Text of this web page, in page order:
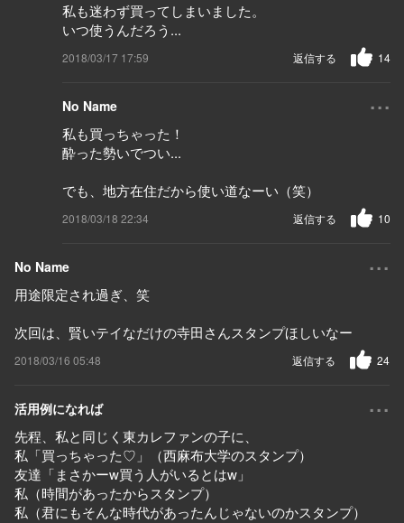
私も迷わず買ってしまいました。
いつ使うんだろう...
2018/03/17 17:59 14
返信する
No Name ...
私も買っちゃった！
酔った勢いでつい...
でも、地方在住だから使い道なーい（笑）
2018/03/18 22:34 10
返信する
No Name ...
用途限定され過ぎ、笑
次回は、賢いテイなだけの寺田さんスタンプほしいなー
2018/03/16 05:48 24
返信する
活用例になれば ...
先程、私と同じく東カレファンの子に、
私「買っちゃった♡」（西麻布大学のスタンプ）
友達「まさかーw買う人がいるとはw」
私（時間があったからスタンプ）
私（君にもそんな時代があったんじゃないのかスタンプ）